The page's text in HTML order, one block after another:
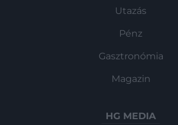
Utazás
Pénz
Gasztronómia
Magazin
HG MEDIA